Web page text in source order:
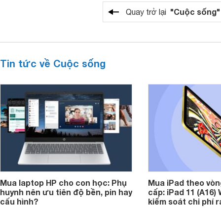
Quay trở lại "Cuộc sống"
Tin tức về Cuộc sống
Mua laptop HP cho con học: Phụ
huynh nên ưu tiên độ bền, pin hay
cấu hình?
Mua iPad theo
cấp: iPad 11 (A16)
kiểm soát chi phí